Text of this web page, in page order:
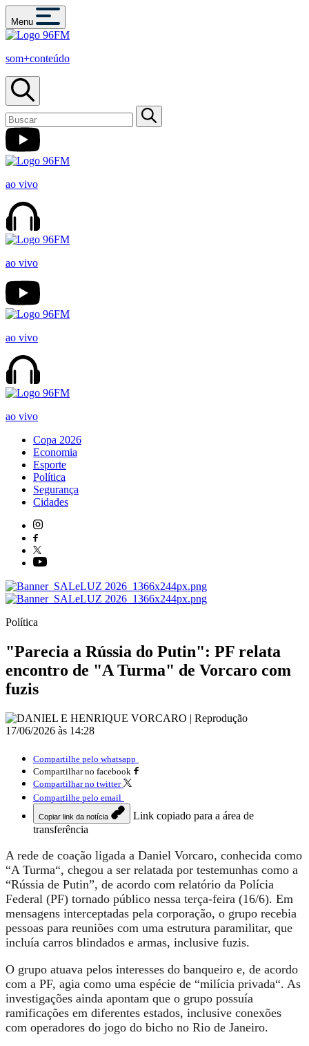
Menu
som+conteúdo
ao vivo
ao vivo
ao vivo
ao vivo
Copa 2026
Economia
Esporte
Política
Segurança
Cidades
Política
"Parecia a Rússia do Putin": PF relata
encontro de "A Turma" de Vorcaro com
fuzis
17/06/2026 às 14:28
Compartilhe pelo whatsapp
Compartilhar no facebook
Compartilhar no twitter
Compartilhe pelo email
Copiar link da notícia
Link copiado para a área de
transferência
A rede de coação ligada a Daniel Vorcaro, conhecida como
“A Turma“, chegou a ser relatada por testemunhas como a
“Rússia de Putin”, de acordo com relatório da Polícia
Federal (PF) tornado público nessa terça-feira (16/6). Em
mensagens interceptadas pela corporação, o grupo recebia
pessoas para reuniões com uma estrutura paramilitar, que
incluía carros blindados e armas, inclusive fuzis.
O grupo atuava pelos interesses do banqueiro e, de acordo
com a PF, agia como uma espécie de “milícia privada“. As
investigações ainda apontam que o grupo possuía
ramificações em diferentes estados, inclusive conexões
com operadores do jogo do bicho no Rio de Janeiro.